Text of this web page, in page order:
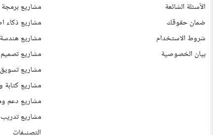
الأسئلة الشائعة
ضمان حقوقك
شروط الاستخدام
بيان الخصوصية
مشاريع برمجة
مشاريع ذكاء
مشاريع
مشاريع تصميم
مشاريع تسويق
مشاريع كتابة
مشاريع دعم
مشاريع تدريب